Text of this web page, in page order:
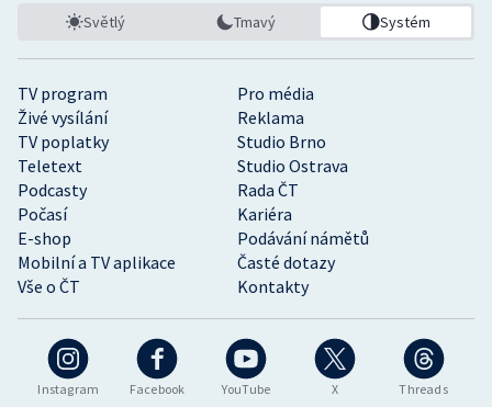
Instagram Facebook YouTube X Threads
TV program
Pro média
Živé vysílání
Reklama
TV poplatky
Studio Brno
Teletext
Studio Ostrava
Podcasty
Rada ČT
Počasí
Kariéra
E-shop
Podávání námětů
Mobilní a TV aplikace
Časté dotazy
Vše o ČT
Kontakty
Světlý Tmavý Systém